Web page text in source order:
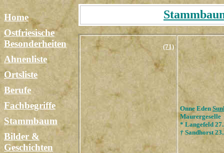
Home
Ostfriesische
Besonderheiten
Ahnenliste
Ortsliste
Berufe
Fachbegriffe
Stammbaum
Bilder &
Geschichten
(71)
Onne Eden
Maurergeselle
* Langefeld
† Sandhorst